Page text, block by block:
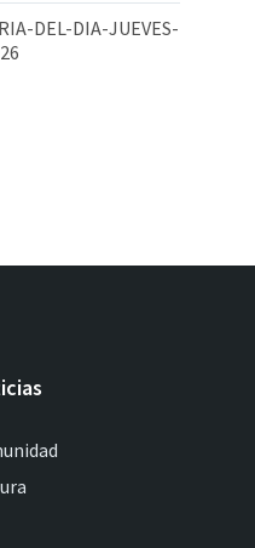
DEL-DIA-JUEVES-